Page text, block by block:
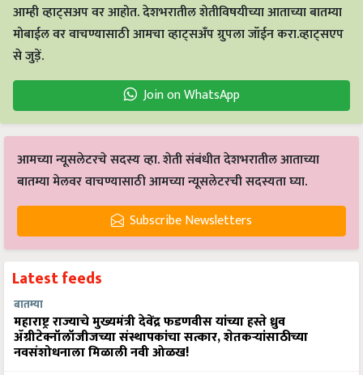
आम्ही व्हाट्सअप वर आहोत. देशभरातील शेतीविषयीच्या आताच्या बातम्या
मोबाईल वर वाचण्यासाठी आमचा व्हाट्सअँप ग्रुपला जॉईन करा.व्हाट्सएप
से जुड़ें.
Join on WhatsApp
आमच्या न्यूसलेटरचे सदस्य व्हा. शेती संबंधीत देशभरातील आताच्या
बातम्या मेलवर वाचण्यासाठी आमच्या न्यूसलेटरची सदस्यता घ्या.
Subscribe Newsletters
Latest feeds
बातम्या
महाराष्ट्र राज्याचे मुख्यमंत्री देवेंद्र फडणवीस यांच्या हस्ते ध्रुव
ॲग्रीटेक्नॉलॉजीजच्या संस्थापकांचा सत्कार, शेतकऱ्यांसाठीच्या
नवसंशोधनाला मिळाली नवी ओळख!